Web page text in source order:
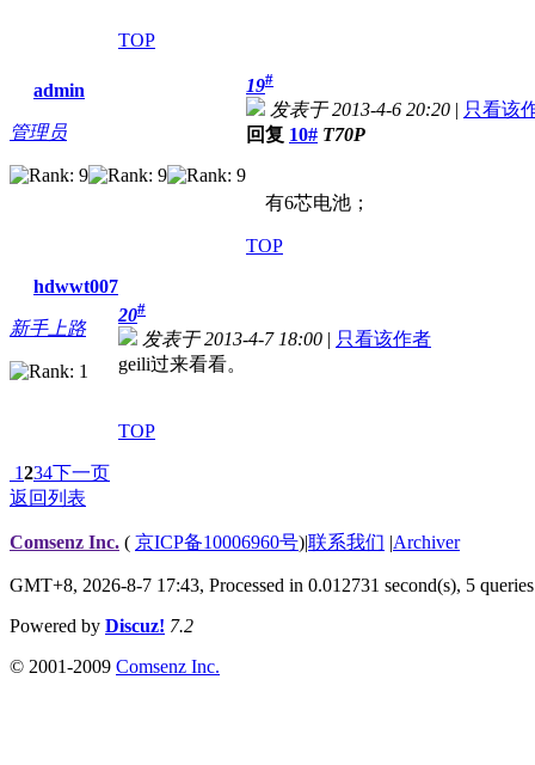
TOP
admin
管理员
19#
发表于 2013-4-6 20:20 | 只看该
回复 10# T70P
有6芯电池；
TOP
hdwwt007
新手上路
20#
发表于 2013-4-7 18:00 | 只看该作者
geili过来看看。
TOP
1234下一页
返回列表
Comsenz Inc. ( 京ICP备10006960号)|联系我们 |Archiver
GMT+8, 2026-8-7 17:43, Processed in 0.012731 second(s), 5 queries
Powered by Discuz! 7.2
© 2001-2009 Comsenz Inc.